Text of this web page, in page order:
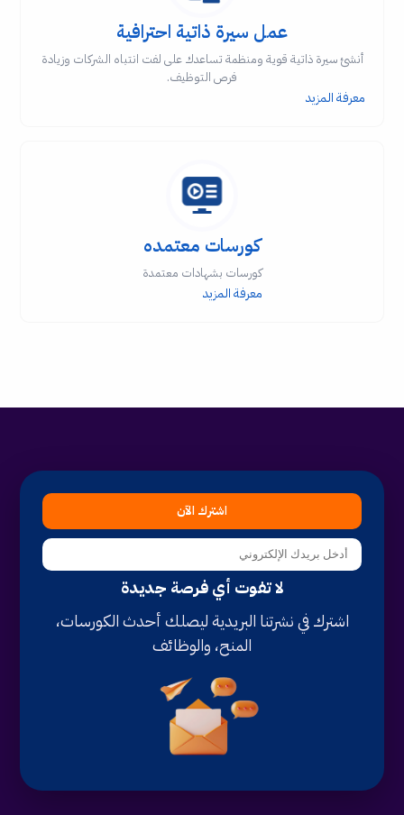
عمل سيرة ذاتية احترافية
أنشئ سيرة ذاتية قوية ومنظمة تساعدك على لفت انتباه الشركات وزيادة
فرص التوظيف.
معرفة المزيد
كورسات معتمده
كورسات بشهادات معتمدة
معرفة المزيد
اشترك الآن
لا تفوت أي فرصة جديدة
اشترك في نشرتنا البريدية ليصلك أحدث الكورسات،
المنح، والوظائف